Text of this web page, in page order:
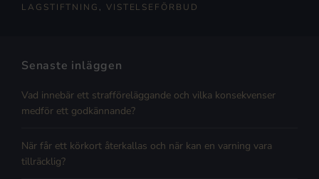
LAGSTIFTNING , VISTELSEFÖRBUD
Senaste inläggen
Vad innebär ett strafföreläggande och vilka konsekvenser
medför ett godkännande?
När får ett körkort återkallas och när kan en varning vara
tillräcklig?